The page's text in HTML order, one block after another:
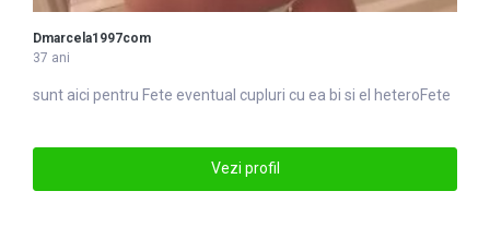
Dmarcela1997com
37 ani
sunt aici pentru Fete eventual cupluri cu ea bi si el heteroFete
Vezi profil